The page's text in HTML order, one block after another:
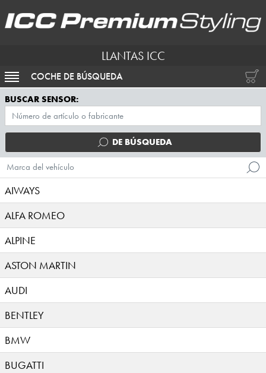
LLANTAS ICC
ACTIVAR NAVEGACIÓN
COCHE DE BÚSQUEDA
BUSCAR SENSOR:
DE BÚSQUEDA
Marca del vehículo
AIWAYS
ALFA ROMEO
ALPINE
ASTON MARTIN
AUDI
BENTLEY
BMW
BUGATTI